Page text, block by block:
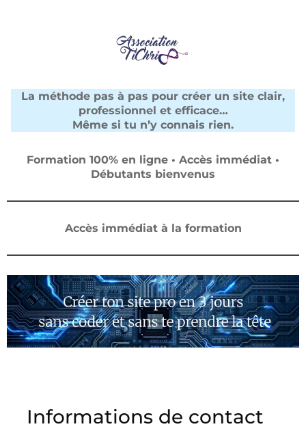
La méthode pas à pas pour créer un site clair,
professionnel et efficace…
Même si tu n’y connais rien.
Formation 100% en ligne • Accès immédiat •
Débutants bienvenus
Accès immédiat à la formation
Informations de contact